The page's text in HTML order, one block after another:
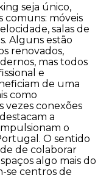
seja único,
comuns: móveis
salas de
Alguns estão
renovados,
mas todos
e
de uma
como
vezes conexões
a
o
O sentido
de colaborar
algo mais do
se centros de